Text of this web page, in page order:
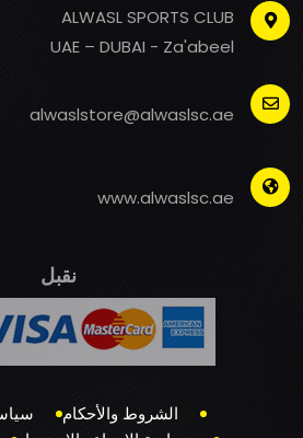
ALWASL SPORTS CLUB
UAE – DUBAI - Za'abeel
alwaslstore@alwaslsc.ae
www.alwaslsc.ae
نقبل
الشروط والأحكام